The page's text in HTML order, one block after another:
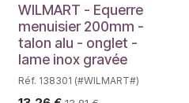
WILMART - Equerre
menuisier 200mm -
talon alu - onglet -
lame inox gravée
Réf. 138301 (#WILMART#)